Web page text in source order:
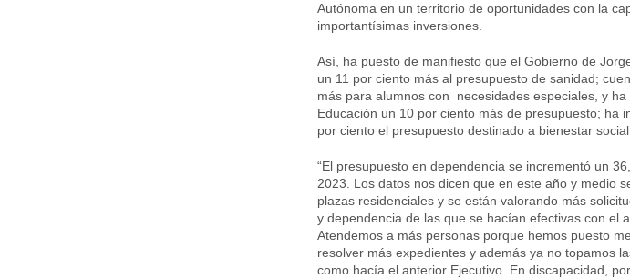
Autónoma en un territorio de oportunidades con la
importantísimas inversiones.
Así, ha puesto de manifiesto que el Gobierno de
un 11 por ciento más al presupuesto de sanidad;
más para alumnos con necesidades especiales, y ha
Educación un 10 por ciento más de presupuesto; ha
por ciento el presupuesto destinado a bienestar social.
“El presupuesto en dependencia se incrementó un
2023. Los datos nos dicen que en este año y medio
plazas residenciales y se están valorando más
y dependencia de las que se hacían efectivas con el
Atendemos a más personas porque hemos puesto
resolver más expedientes y además ya no topamos
como hacía el anterior Ejecutivo. En discapacidad,